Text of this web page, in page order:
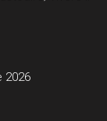
2026